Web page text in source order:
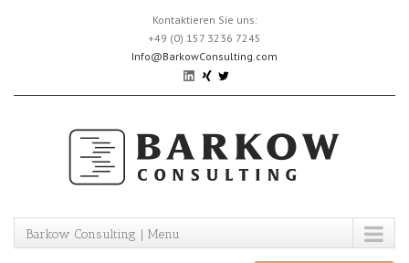
Kontaktieren Sie uns:
+49 (0) 157 3236 7245
Info@BarkowConsulting.com
Barkow Consulting | Menu